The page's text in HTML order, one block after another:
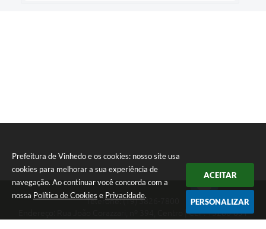
Prefeitura de Vinhedo e os cookies: nosso site usa
cookies para melhorar a sua experiência de
navegação. Ao continuar você concorda com a
nossa Política de Cookies e Privacidade.
ACEITAR
PERSONALIZAR
Telefone: (19) 3826-7800
Endereço: Rua João Corazzari, nº 394, Centro | CEP: 13280-091